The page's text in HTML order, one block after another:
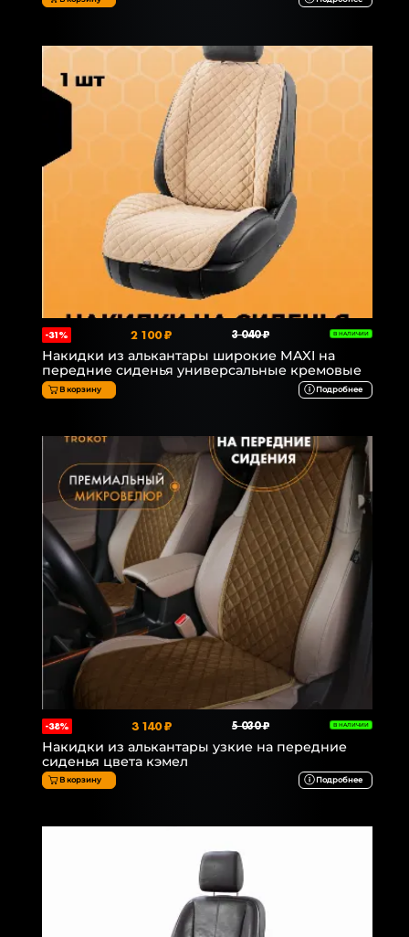
-31% 2 100 ₽ 3 040 ₽ В НАЛИЧИИ
Накидки из алькантары широкие MAXI на
передние сиденья универсальные кремовые
В корзину Подробнее
-38% 3 140 ₽ 5 030 ₽ В НАЛИЧИИ
Накидки из алькантары узкие на передние
сиденья цвета кэмел
В корзину Подробнее